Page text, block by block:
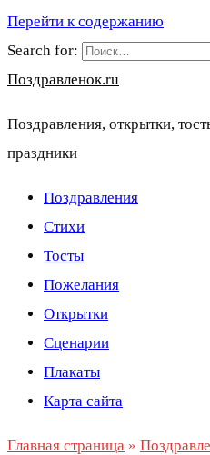
Перейти к содержанию
Search for:
Поздравленок.ru
Поздравления, открытки,
праздники
Поздравления
Стихи
Тосты
Пожелания
Открытки
Сценарии
Плакаты
Карта сайта
Главная страница »